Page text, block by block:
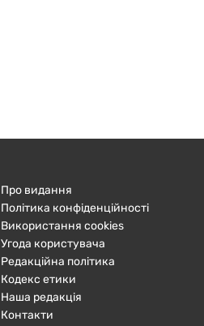
Про видання
Політика конфіденційності
Використання cookies
Угода користувача
Редакційна політика
Кодекс етики
Наша редакція
Контакти